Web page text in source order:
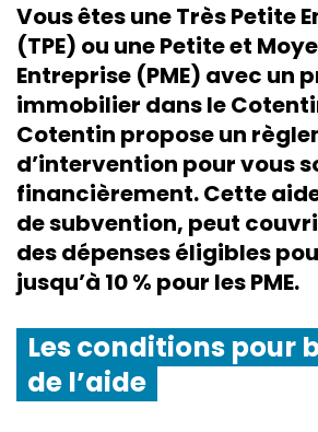
Vous êtes une Très Petite
(TPE) ou une Petite et
Entreprise (PME) avec un
immobilier dans le
Cotentin propose un
d’intervention pour vous
financièrement. Cette
de subvention, peut
des dépenses éligibles
jusqu’à 10 % pour les PME.
Les conditions pour
de l’aide